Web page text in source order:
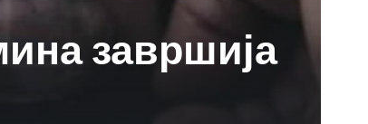
завршија